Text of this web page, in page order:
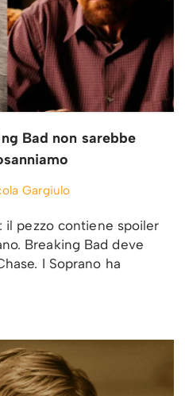
Bad non sarebbe
Gargiulo
il pezzo contiene spoiler
Breaking Bad deve
I Soprano ha